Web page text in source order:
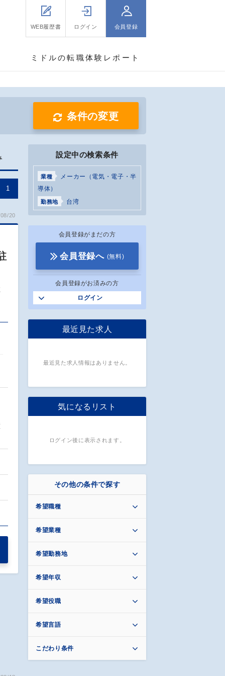
WEB履歴書 ログイン 会員登録
ミドルの転職体験レポート
条件の変更
1
20
設定中の検索条件
業種
メーカー（電気・電子・半
導体）
勤務地 台湾
会員登録がまだの方
会員登録へ (無料)
会員登録がお済みの方
ログイン
最近見た求人
最近見た求人情報はありません。
気になるリスト
ログイン後に表示されます。
その他の条件で探す
希望職種
希望業種
希望勤務地
希望年収
希望役職
希望言語
こだわり条件